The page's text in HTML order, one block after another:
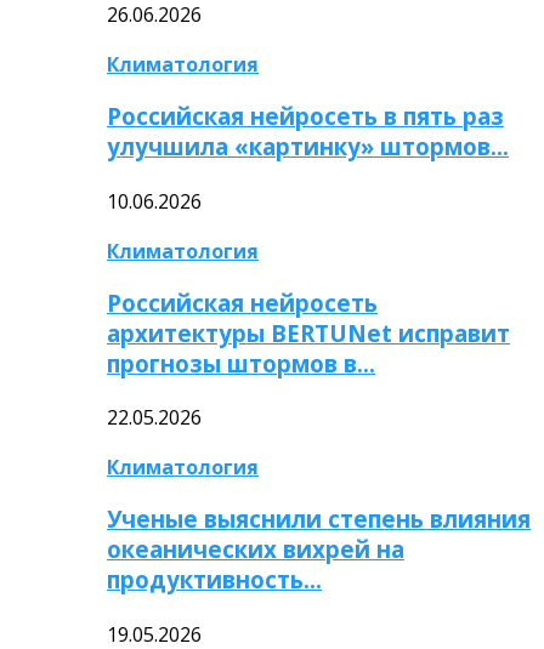
26.06.2026
Климатология
Российская нейросеть в пять раз
улучшила «картинку» штормов…
10.06.2026
Климатология
Российская нейросеть
архитектуры BERTUNet исправит
прогнозы штормов в…
22.05.2026
Климатология
Ученые выяснили степень влияния
океанических вихрей на
продуктивность…
19.05.2026